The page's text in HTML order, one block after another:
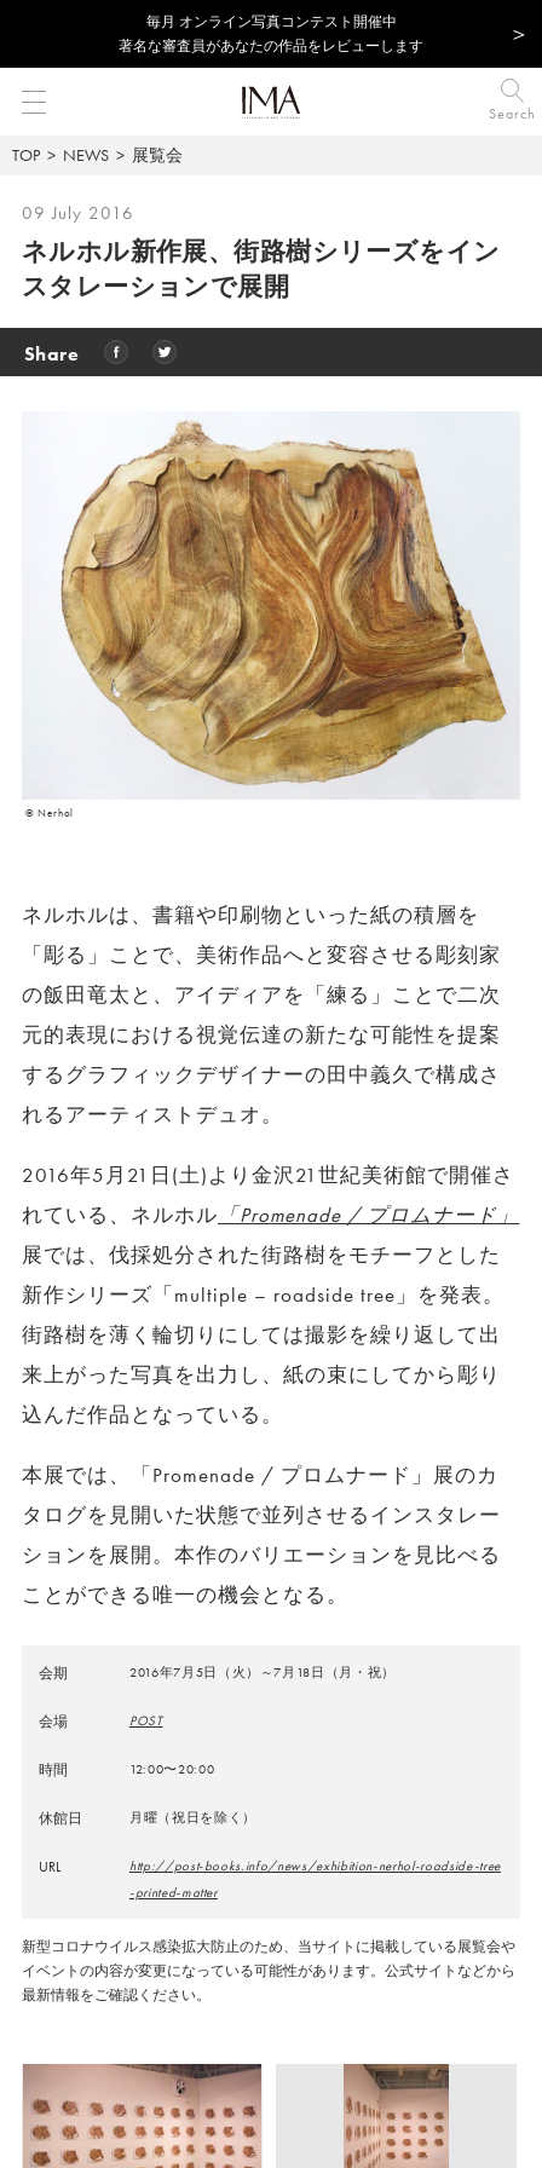
毎⽉ オンライン写真コンテスト開催中
著名な審査員があなたの作品をレビューします
Search
TOP NEWS 展覧会
09 July 2016
ネルホル新作展、街路樹シリーズをイン
スタレーションで展開
Share
© Nerhol
ネルホルは、書籍や印刷物といった紙の積層を
「彫る」ことで、美術作品へと変容させる彫刻家
の飯田竜太と、アイディアを「練る」ことで二次
元的表現における視覚伝達の新たな可能性を提案
するグラフィックデザイナーの田中義久で構成さ
れるアーティストデュオ。
2016年5月21日(土)より金沢21世紀美術館で開催さ
れている、ネルホル 「Promenade / プロムナード」
展では、伐採処分された街路樹をモチーフとした
新作シリーズ「multiple – roadside tree」を発表。
街路樹を薄く輪切りにしては撮影を繰り返して出
来上がった写真を出力し、紙の束にしてから彫り
込んだ作品となっている。
本展では、「Promenade / プロムナード」展のカ
タログを見開いた状態で並列させるインスタレー
ションを展開。本作のバリエーションを見比べる
ことができる唯一の機会となる。
会期 2016年7月5日（火）～7月18日（月・祝）
会場 POST
時間 12:00〜20:00
休館日 月曜（祝日を除く）
URL
http://post-books.info/news/exhibition-nerhol-roadside-tree
-printed-matter
新型コロナウイルス感染拡大防止のため、当サイトに掲載している展覧会や
イベントの内容が変更になっている可能性があります。公式サイトなどから
最新情報をご確認ください。